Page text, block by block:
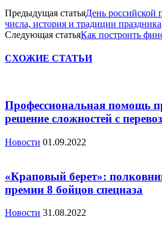
Предыдущая статьяДень российской
числа, история и традиции праздника
Следующая статьяКак построить
СХОЖИЕ СТАТЬИ
Профессиональная помощь
решение сложностей с
Новости 01.09.2022
«Краповый берет»:
премии 8 бойцов спецназа
Новости 31.08.2022